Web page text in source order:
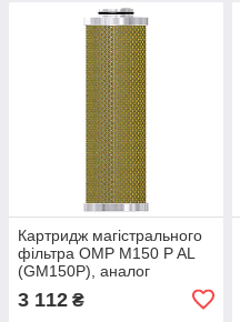
Картридж магістрального
фільтра OMP M150 P AL
(GM150P), аналог
Drytec, Ozen
3 112 ₴